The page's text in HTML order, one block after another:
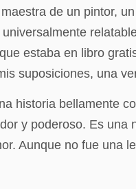
de un pintor,
estaba en libro
suposiciones, una
historia bellamente
y poderoso. Es
Aunque no fue una